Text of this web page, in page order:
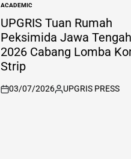
POSTED
IN
ACADEMIC
UPGRIS Tuan Rumah
Peksimida Jawa Tengah
2026 Cabang Lomba
Strip
on
03/07/2026
Posted
UPGRIS PRESS